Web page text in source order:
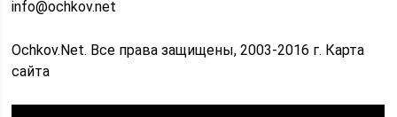
info@ochkov.net
Ochkov.Net. Все права защищены, 2003-2016 г. Карта
сайта